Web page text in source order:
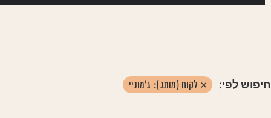
חיפוש לפי: לקוח (מותג): ג'מוניי ×